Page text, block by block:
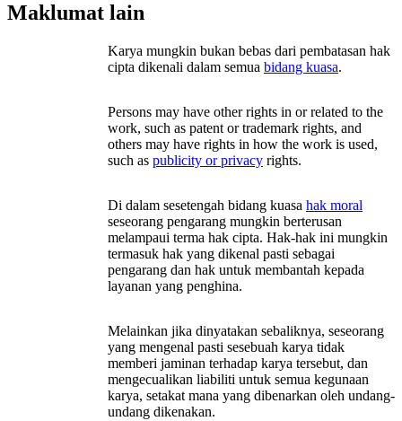
Maklumat lain
Karya mungkin bukan bebas dari pembatasan hak
cipta dikenali dalam semua bidang kuasa.
Persons may have other rights in or related to the
work, such as patent or trademark rights, and
others may have rights in how the work is used,
such as publicity or privacy rights.
Di dalam sesetengah bidang kuasa hak moral
seseorang pengarang mungkin berterusan
melampaui terma hak cipta. Hak-hak ini mungkin
termasuk hak yang dikenal pasti sebagai
pengarang dan hak untuk membantah kepada
layanan yang penghina.
Melainkan jika dinyatakan sebaliknya, seseorang
yang mengenal pasti sesebuah karya tidak
memberi jaminan terhadap karya tersebut, dan
mengecualikan liabiliti untuk semua kegunaan
karya, setakat mana yang dibenarkan oleh undang-
undang dikenakan.